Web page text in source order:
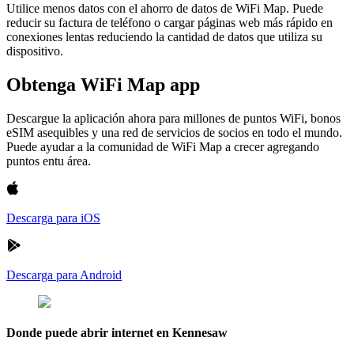
Utilice menos datos con el ahorro de datos de WiFi Map. Puede
reducir su factura de teléfono o cargar páginas web más rápido en
conexiones lentas reduciendo la cantidad de datos que utiliza su
dispositivo.
Obtenga WiFi Map app
Descargue la aplicación ahora para millones de puntos WiFi, bonos
eSIM asequibles y una red de servicios de socios en todo el mundo.
Puede ayudar a la comunidad de WiFi Map a crecer agregando
puntos entu área.
Descarga para iOS
Descarga para Android
Donde puede abrir internet en Kennesaw